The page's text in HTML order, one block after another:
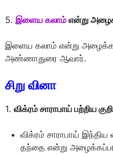
5. இளைய கலாம் என்று
இளைய கலாம் என்று
அண்ணாதுரை ஆவார்.
சிறு வினா
1. விக்ரம் சாராபாய் பற்றிய
விக்ரம் சாராபாய்
தந்தை என்று